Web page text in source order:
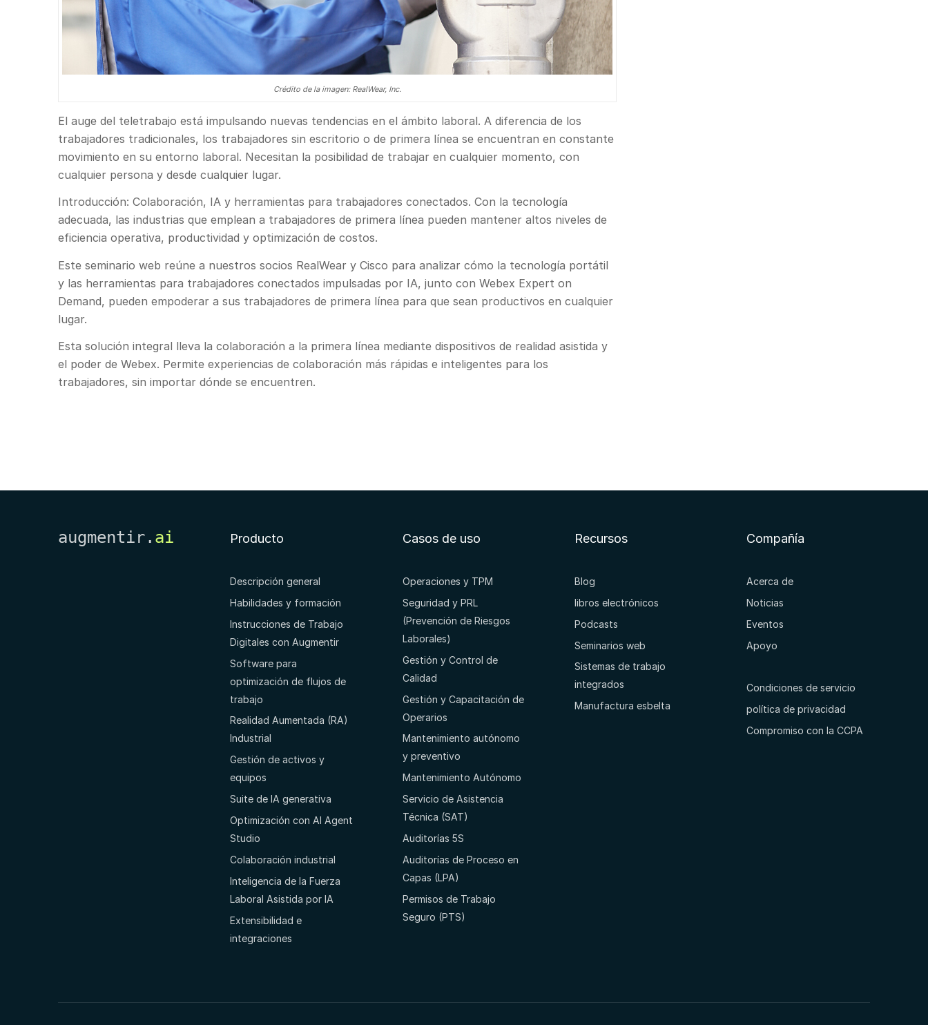
Crédito de la imagen: RealWear, Inc.
El auge del teletrabajo está impulsando nuevas tendencias en el ámbito laboral. A diferencia de los
trabajadores tradicionales, los trabajadores sin escritorio o de primera línea se encuentran en constante
movimiento en su entorno laboral. Necesitan la posibilidad de trabajar en cualquier momento, con
cualquier persona y desde cualquier lugar.
Introducción: Colaboración, IA y herramientas para trabajadores conectados. Con la tecnología
adecuada, las industrias que emplean a trabajadores de primera línea pueden mantener altos niveles de
eficiencia operativa, productividad y optimización de costos.
Este seminario web reúne a nuestros socios RealWear y Cisco para analizar cómo la tecnología portátil
y las herramientas para trabajadores conectados impulsadas por IA, junto con Webex Expert on
Demand, pueden empoderar a sus trabajadores de primera línea para que sean productivos en cualquier
lugar.
Esta solución integral lleva la colaboración a la primera línea mediante dispositivos de realidad asistida y
el poder de Webex. Permite experiencias de colaboración más rápidas e inteligentes para los
trabajadores, sin importar dónde se encuentren.
augmentir. ai Producto
Descripción general
Habilidades y formación
Instrucciones de Trabajo
Digitales con Augmentir
Software para
optimización de flujos de
trabajo
Realidad Aumentada (RA)
Industrial
Gestión de activos y
equipos
Suite de IA generativa
Optimización con AI Agent
Studio
Colaboración industrial
Inteligencia de la Fuerza
Laboral Asistida por IA
Extensibilidad e
integraciones
Casos de uso
Operaciones y TPM
Seguridad y PRL
(Prevención de Riesgos
Laborales)
Gestión y Control de
Calidad
Gestión y Capacitación de
Operarios
Mantenimiento autónomo
y preventivo
Mantenimiento Autónomo
Servicio de Asistencia
Técnica (SAT)
Auditorías 5S
Auditorías de Proceso en
Capas (LPA)
Permisos de Trabajo
Seguro (PTS)
Recursos
Blog
libros electrónicos
Podcasts
Seminarios web
Sistemas de trabajo
integrados
Manufactura esbelta
Compañía
Acerca de
Noticias
Eventos
Apoyo
Condiciones de servicio
política de privacidad
Compromiso con la CCPA